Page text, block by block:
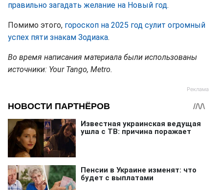
правильно загадать желание на Новый год.
Помимо этого, гороскоп на 2025 год сулит огромный
успех пяти знакам Зодиака.
Во время написания материала были использованы
источники: Your Tango, Metro.